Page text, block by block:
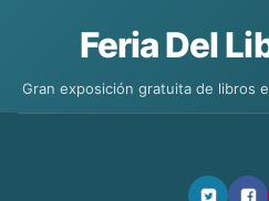
Feria Del
Gran exposición gratuita de libros